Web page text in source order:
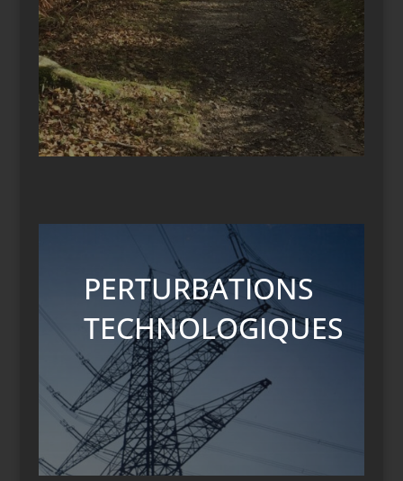
PERTURBATIONS
TECHNOLOGIQUES